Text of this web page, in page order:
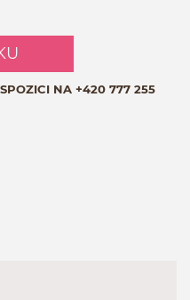
NA +420 777 255